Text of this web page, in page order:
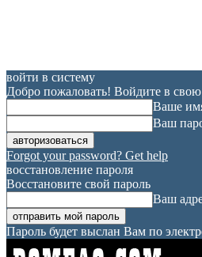
войти в систему
Добро пожаловать! Войдите в
Ваше
Ваш
Forgot your password? Get help
восстановление пароля
Восстановите свой пароль
Ваш
Пароль будет выслан Вам по